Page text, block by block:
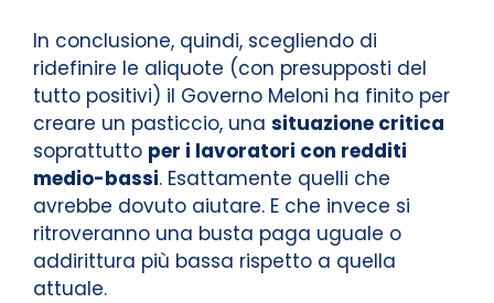
In conclusione, quindi, scegliendo di
ridefinire le aliquote (con presupposti del
tutto positivi) il Governo Meloni ha finito per
creare un pasticcio, una situazione critica
soprattutto per i lavoratori con redditi
medio-bassi. Esattamente quelli che
avrebbe dovuto aiutare. E che invece si
ritroveranno una busta paga uguale o
addirittura più bassa rispetto a quella
attuale.